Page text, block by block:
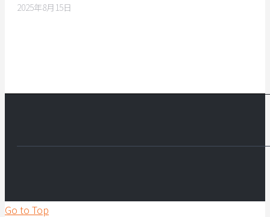
2025年8月15日
Go to Top